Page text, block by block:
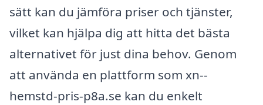
sätt kan du jämföra priser och tjänster,
vilket kan hjälpa dig att hitta det bästa
alternativet för just dina behov. Genom
att använda en plattform som xn--
hemstd-pris-p8a.se kan du enkelt